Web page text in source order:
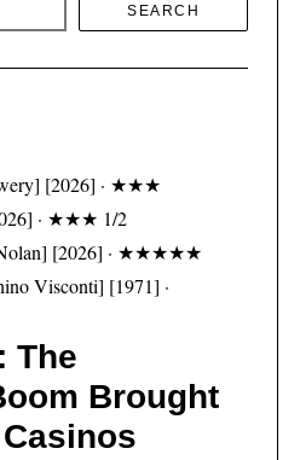
SEARCH
[2026] · ★★★
· ★★★ 1/2
Nolan] [2026] · ★★★★★
Visconti] [1971] ·
The
Brought
Casinos